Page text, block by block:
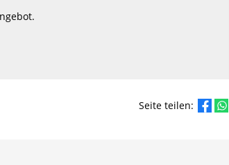
Seite teilen: